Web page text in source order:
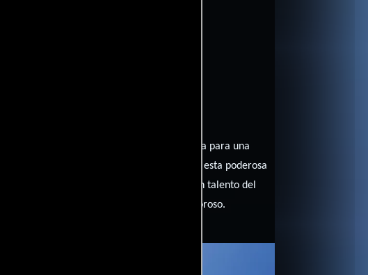
y relegada. Tras ser ignorada para una
los pensamientos masculinos. Con esta poderosa
colegas y conseguir al próximo gran talento del
más cercanas y un nuevo interés amoroso.